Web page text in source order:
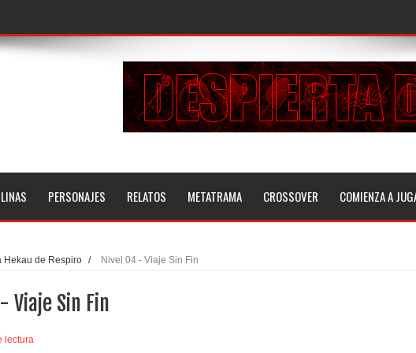
PERSONAJES RELATOS METATRAMA CROSSOVER COMIENZA A
Hekau de Respiro / Nivel 04 - Viaje Sin Fin
Viaje Sin Fin
lectura